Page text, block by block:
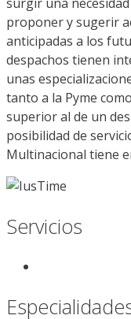
proponer y sugerir
anticipadas a los
despachos tienen
unas
tanto a la Pyme
superior al de un
posibilidad de
Multinacional tiene
Servicios